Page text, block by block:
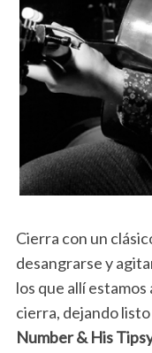
Cierra con un
desangrarse y
los que allí
cierra, dejando
Number & His